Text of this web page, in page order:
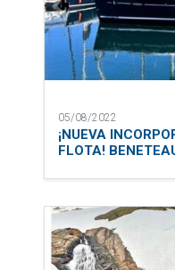
05/08/2022
¡NUEVA
FLOTA!